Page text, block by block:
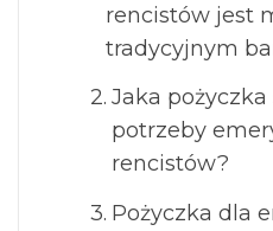
rencistów jest
tradycyjnym
Jaka pożyczka
potrzeby
rencistów?
Pożyczka dla